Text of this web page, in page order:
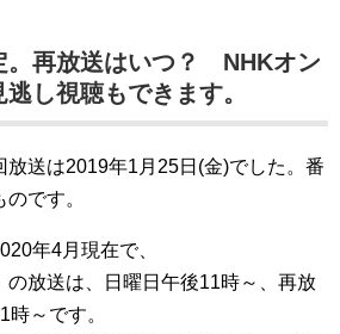
し視聴もできます。
放送は2019年1月25日(金)でした。番
です。
年4月現在で、
の放送は、日曜日午後11時～、再放
～です。